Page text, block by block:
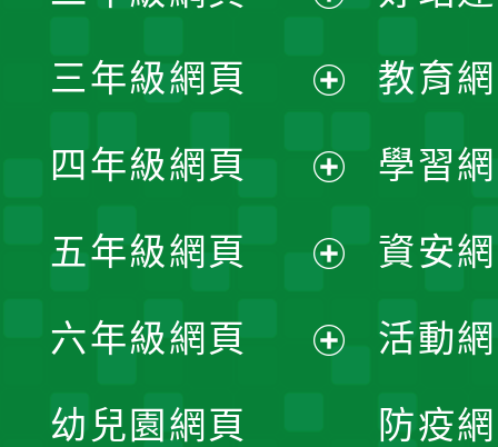
開
選
單
開
選
單
三年級網頁
開
選
單
四年級網頁
開
選
五年級網頁
開
六年級網頁
幼兒園網頁
教育
學習
資安
活動
防疫